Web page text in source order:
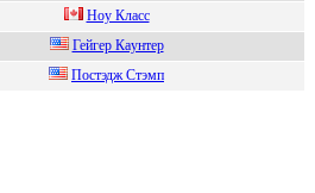
Ноу Клacc
Гейгеp Кaунтеp
Поcтэдж Стэмп